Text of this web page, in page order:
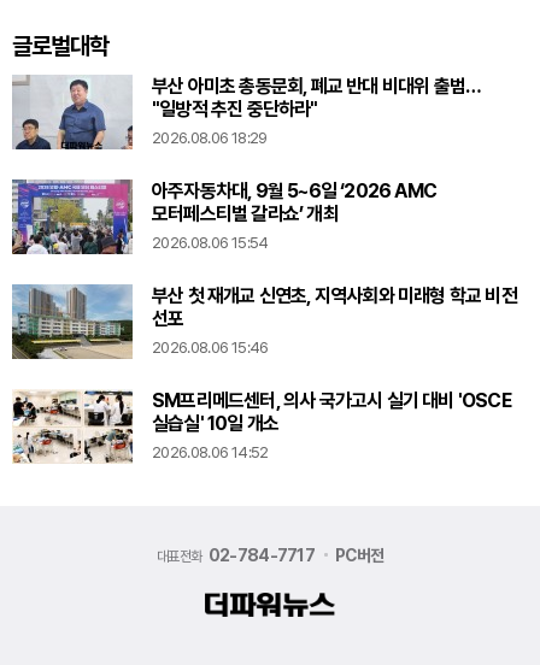
글로벌대학
부산 아미초 총동문회, 폐교 반대 비대위 출범…
"일방적 추진 중단하라"
2026.08.06 18:29
아주자동차대, 9월 5~6일 ‘2026 AMC
모터페스티벌 갈라쇼’ 개최
2026.08.06 15:54
부산 첫 재개교 신연초, 지역사회와 미래형 학교 비전
선포
2026.08.06 15:46
SM프리메드센터, 의사 국가고시 실기 대비 'OSCE
실습실' 10일 개소
2026.08.06 14:52
대표전화 02-784-7717 PC버전